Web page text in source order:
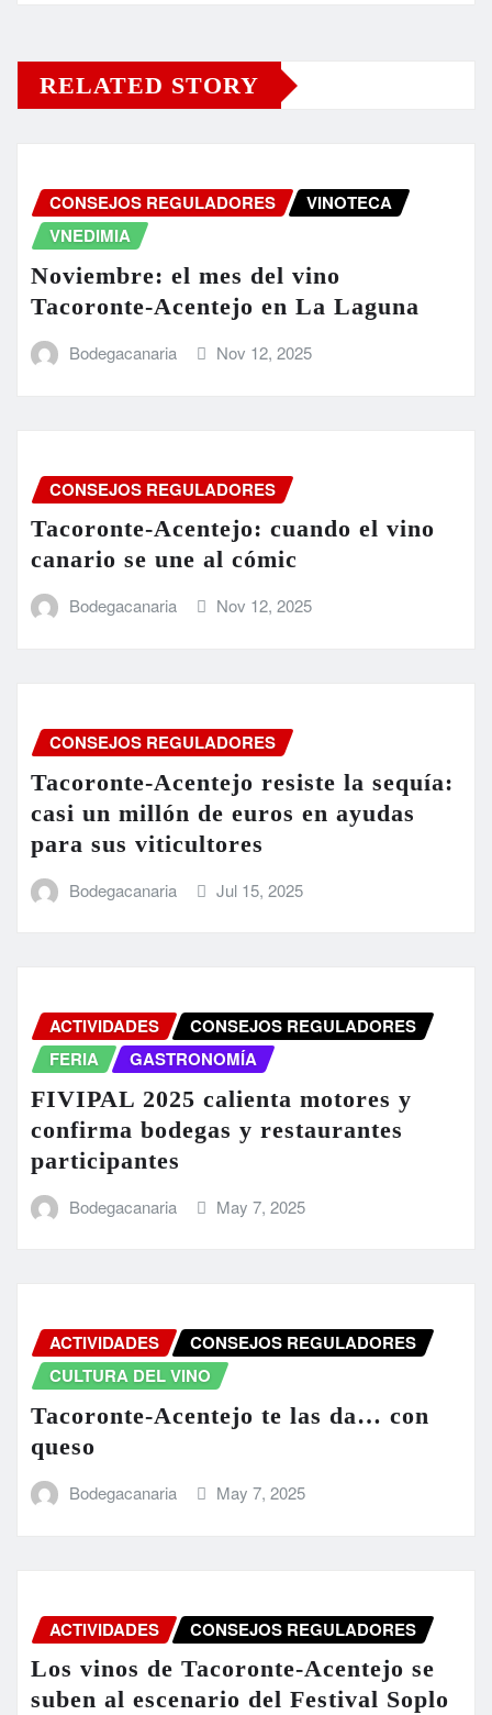
RELATED STORY
CONSEJOS REGULADORES
VINOTECA
VNEDIMIA
Noviembre: el mes del vino
Tacoronte-Acentejo en La Laguna
Bodegacanaria Nov 12, 2025
CONSEJOS REGULADORES
Tacoronte-Acentejo: cuando el vino
canario se une al cómic
Bodegacanaria Nov 12, 2025
CONSEJOS REGULADORES
Tacoronte-Acentejo resiste la sequía:
casi un millón de euros en ayudas
para sus viticultores
Bodegacanaria Jul 15, 2025
ACTIVIDADES
CONSEJOS REGULADORES
FERIA
GASTRONOMÍA
FIVIPAL 2025 calienta motores y
confirma bodegas y restaurantes
participantes
Bodegacanaria May 7, 2025
ACTIVIDADES
CONSEJOS REGULADORES
CULTURA DEL VINO
Tacoronte-Acentejo te las da… con
queso
Bodegacanaria May 7, 2025
ACTIVIDADES CONSEJOS REGULADORES
Los vinos de Tacoronte-Acentejo se
suben al escenario del Festival Soplo